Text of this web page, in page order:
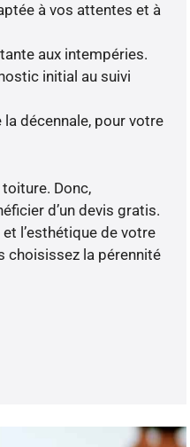
à vos attentes et à
aux intempéries.
initial au suivi
décennale, pour votre
Donc,
d’un devis gratis.
l’esthétique de votre
choisissez la pérennité